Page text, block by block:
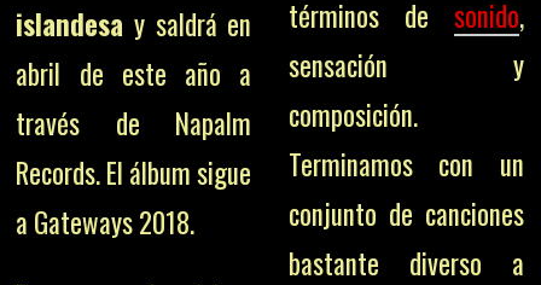
islandesa y saldrá en
abril de este año a
través de Napalm
Records. El álbum sigue
a Gateways 2018.
términos de sonido,
sensación y
composición.
Terminamos con un
conjunto de canciones
bastante diverso a